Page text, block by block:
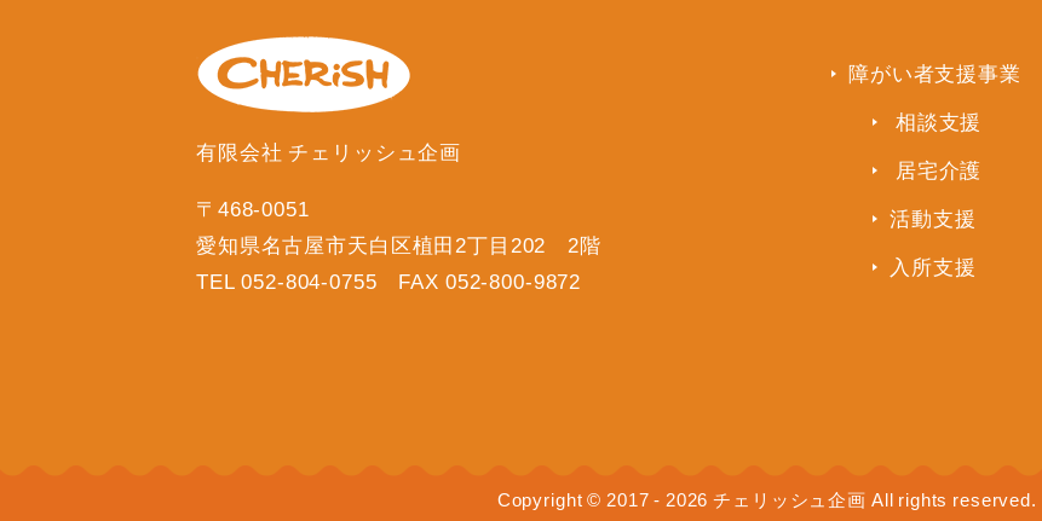
有限会社 チェリッシュ企画
〒468-0051
愛知県名古屋市天白区植田2丁目202 2階
TEL 052-804-0755 FAX 052-800-9872
障がい者支援事業
相談支援
居宅介護
活動支援
入所支援
Copyright © 2017 - 2026 チェリッシュ企画 All rights reserved.